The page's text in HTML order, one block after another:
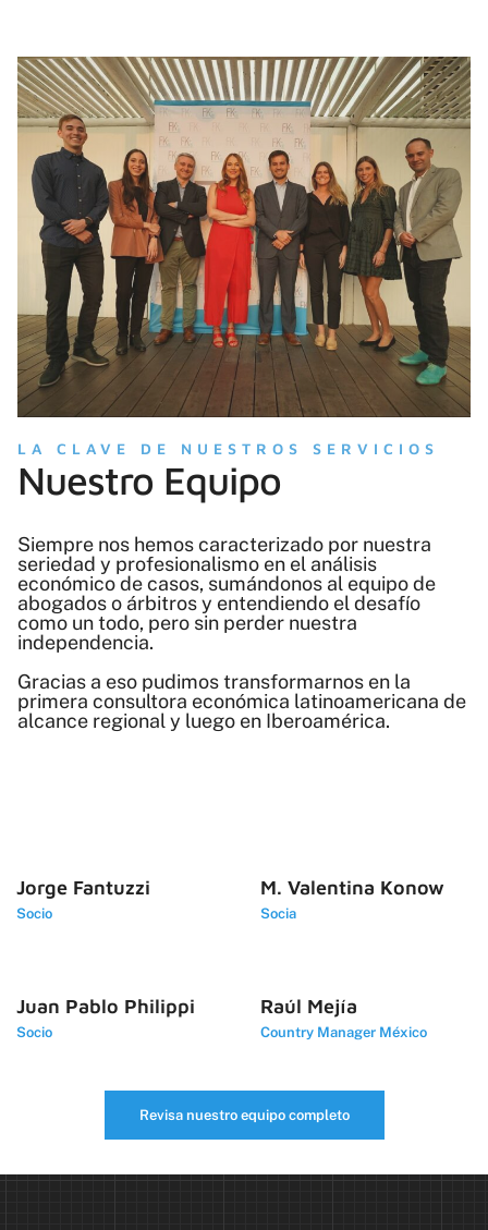
LA CLAVE DE NUESTROS SERVICIOS
Nuestro Equipo
Siempre nos hemos caracterizado por nuestra
seriedad y profesionalismo en el análisis
económico de casos, sumándonos al equipo de
abogados o árbitros y entendiendo el desafío
como un todo, pero sin perder nuestra
independencia.
Gracias a eso pudimos transformarnos en la
primera consultora económica latinoamericana de
alcance regional y luego en Iberoamérica.
Jorge Fantuzzi
Socio
M. Valentina Konow
Socia
Juan Pablo Philippi
Socio
Raúl Mejía
Country Manager México
Revisa nuestro equipo completo